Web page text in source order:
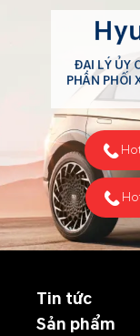
ĐẠI LÝ ỦY
PHÂN PHỐI
Tin tức
Sản phẩm